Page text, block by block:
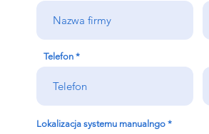
Telefon
Lokalizacja systemu manualngo *